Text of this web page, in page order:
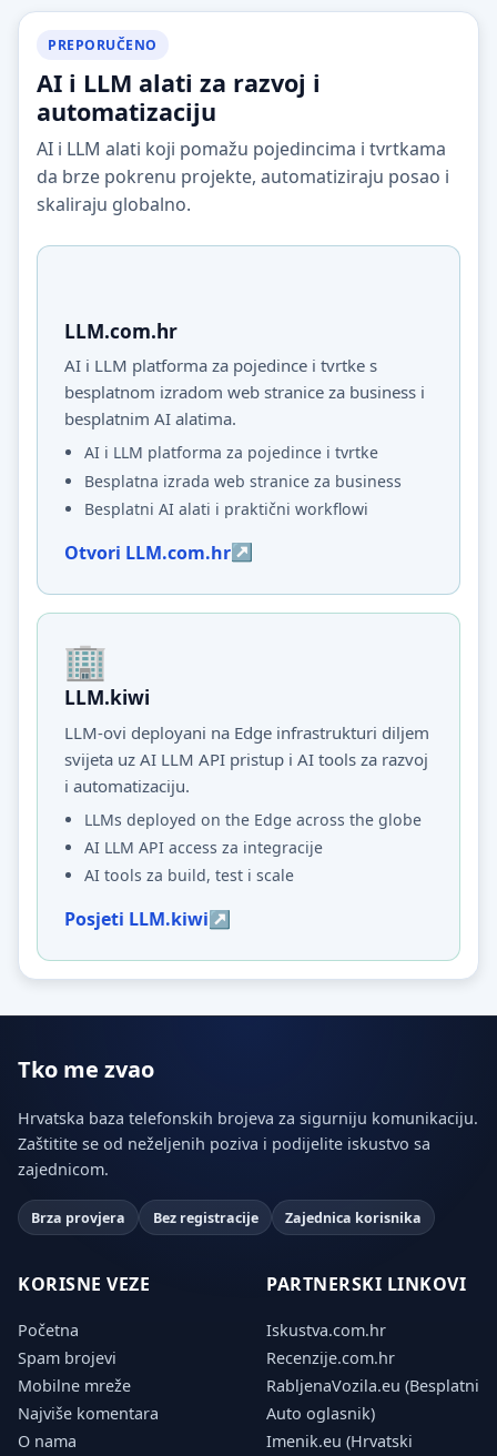
PREPORUČENO
AI i LLM alati za razvoj i
automatizaciju
AI i LLM alati koji pomažu pojedincima i tvrtkama
da brze pokrenu projekte, automatiziraju posao i
skaliraju globalno.
LLM.com.hr
AI i LLM platforma za pojedince i tvrtke s
besplatnom izradom web stranice za business i
besplatnim AI alatima.
AI i LLM platforma za pojedince i tvrtke
Besplatna izrada web stranice za business
Besplatni AI alati i praktični workflowi
Otvori LLM.com.hr
LLM.kiwi
LLM-ovi deployani na Edge infrastrukturi diljem
svijeta uz AI LLM API pristup i AI tools za razvoj
i automatizaciju.
LLMs deployed on the Edge across the globe
AI LLM API access za integracije
AI tools za build, test i scale
Posjeti LLM.kiwi
Tko me zvao
Hrvatska baza telefonskih brojeva za sigurniju komunikaciju.
Zaštitite se od neželjenih poziva i podijelite iskustvo sa
zajednicom.
Brza provjera Bez registracije Zajednica korisnika
KORISNE VEZE
Početna
Spam brojevi
Mobilne mreže
Najviše komentara
O nama
PARTNERSKI LINKOVI
Iskustva.com.hr
Recenzije.com.hr
RabljenaVozila.eu (Besplatni
Auto oglasnik)
Imenik.eu (Hrvatski